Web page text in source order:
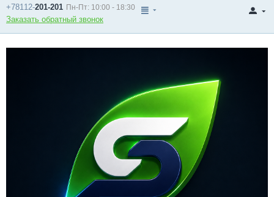
+78112-201-201 Пн-Пт: 10:00 - 18:30
Заказать обратный звонок